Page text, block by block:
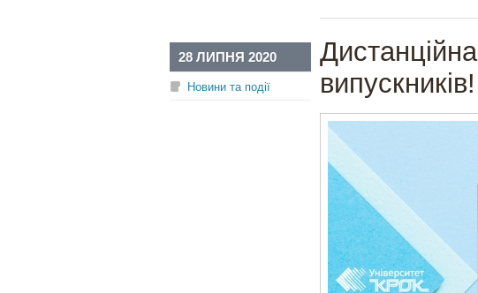
випускників!
28 ЛИПНЯ 2020
Новини та події